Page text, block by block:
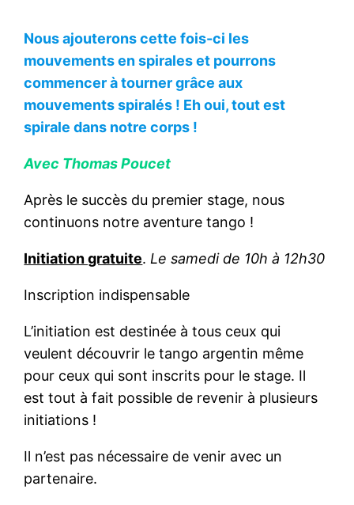
Nous ajouterons cette fois-ci les
mouvements en spirales et pourrons
commencer à tourner grâce aux
mouvements spiralés ! Eh oui, tout est
spirale dans notre corps !
Avec Thomas Poucet
Après le succès du premier stage, nous
continuons notre aventure tango !
Initiation gratuite. Le samedi de 10h à 12h30
Inscription indispensable
L’initiation est destinée à tous ceux qui
veulent découvrir le tango argentin même
pour ceux qui sont inscrits pour le stage. Il
est tout à fait possible de revenir à plusieurs
initiations !
Il n’est pas nécessaire de venir avec un
partenaire.